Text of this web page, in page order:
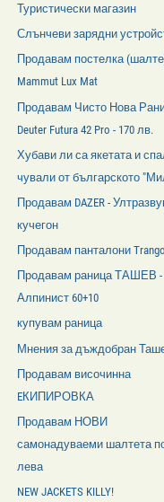
Туристически магазин
Слънчеви зарядни
Продавам постелка
Mammut Lux Mat
Продавам Чисто Нова
Deuter Futura 42 Pro - 170 лв.
Хубави ли са якетата и
чували от българското
Продавам DAZER -
кучегон
Продавам панталони
Продавам раница ТАШЕВ -
Алпинист 60+10
купувам раница
Мнения за дъждобран
Продавам височинна
EКИПИРОВКА
Продавам НОВИ
самонадуваеми шалтета
лева
NEW JACKETS KILLY!